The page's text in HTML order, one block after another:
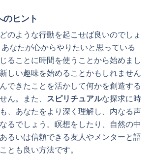
のヒント
のような行動を起こせば良いのでしょ
なたが心からやりたいと思っている
ることに時間を使うことから始めまし
しい趣味を始めることかもしれません
できたことを活かして何かを創造する
ん。また、 スピリチュアルな探求に時
、あなたをより深く理解し、内なる声
るでしょう。瞑想をしたり、自然の中
るいは信頼できる友人やメンターと語
とも良い方法です。